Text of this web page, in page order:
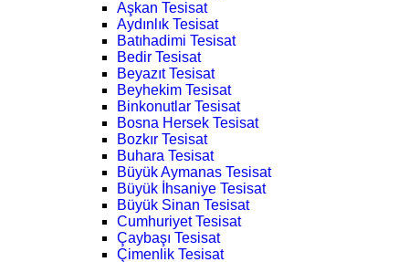
Aşkan Tesisat
Aydınlık Tesisat
Batıhadimi Tesisat
Bedir Tesisat
Beyazıt Tesisat
Beyhekim Tesisat
Binkonutlar Tesisat
Bosna Hersek Tesisat
Bozkır Tesisat
Buhara Tesisat
Büyük Aymanas Tesisat
Büyük İhsaniye Tesisat
Büyük Sinan Tesisat
Cumhuriyet Tesisat
Çaybaşı Tesisat
Çimenlik Tesisat